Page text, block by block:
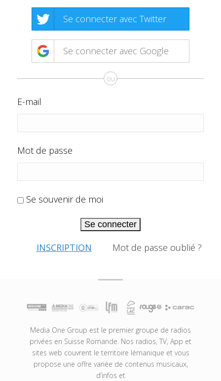
Se connecter avec Twitter
Se connecter avec Google
ou
E-mail
Mot de passe
Se souvenir de moi
Se connecter
INSCRIPTION Mot de passe oublié ?
Media One Group est le premier groupe de radios
privées en Suisse Romande. Nos radios, TV, App et
sites web couvrent le territoire lémanique et vous
propose une offre variée de contenus musicaux,
d’infos et